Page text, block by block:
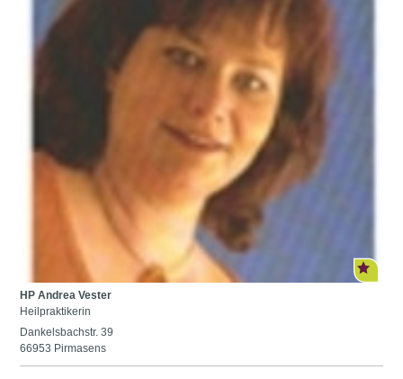
HP Andrea Vester
Heilpraktikerin
Dankelsbachstr. 39
66953 Pirmasens